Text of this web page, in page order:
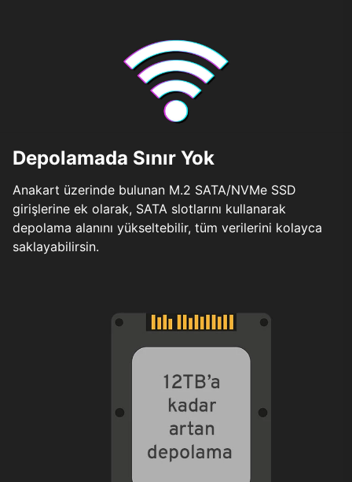
Depolamada Sınır Yok
Anakart üzerinde bulunan M.2 SATA/NVMe SSD
girişlerine ek olarak, SATA slotlarını kullanarak
depolama alanını yükseltebilir, tüm verilerini kolayca
saklayabilirsin.